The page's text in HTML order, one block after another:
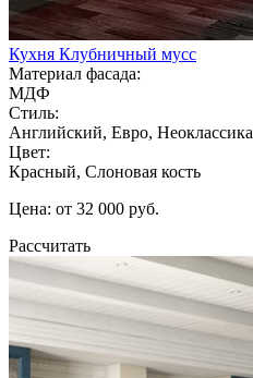
Кухня Клубничный мусс
Материал фасада:
МДФ
Стиль:
Английский, Евро, Неоклассика
Цвет:
Красный, Слоновая кость
Цена: от 32 000 руб.
Рассчитать